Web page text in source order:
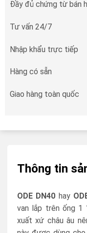
Đầy đủ chứng từ bán
Tư vấn 24/7
Nhập khẩu trực tiếp
Hàng có sẵn
Giao hàng toàn quốc
Thông tin
ODE DN40 hay
van lắp trên ống 1
xuất xứ châu âu